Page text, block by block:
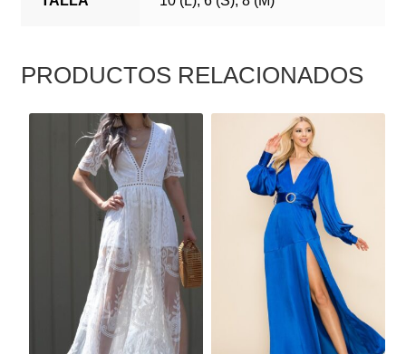
PRODUCTOS RELACIONADOS
PRODUCTO
MÚLTIPLES
VARIANTES.
OPCIONES
PUEDEN
ELEGIR
PRODUCTO
TIENE
MÚLTIPLES
VARIANTES.
OPCIONES
PUEDEN